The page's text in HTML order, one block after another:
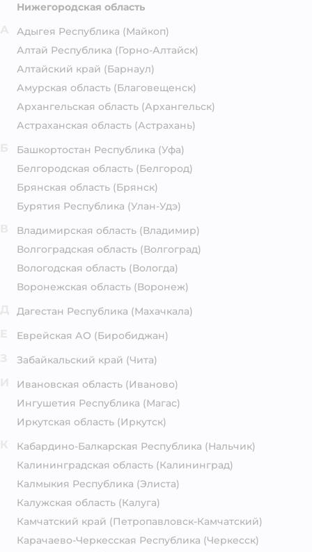
Нижегородская область
Адыгея Республика (Майкоп)
Алтай Республика (Горно-Алтайск)
Алтайский край (Барнаул)
Амурская область (Благовещенск)
Архангельская область (Архангельск)
Астраханская область (Астрахань)
Башкортостан Республика (Уфа)
Белгородская область (Белгород)
Брянская область (Брянск)
Бурятия Республика (Улан-Удэ)
Владимирская область (Владимир)
Волгоградская область (Волгоград)
Вологодская область (Вологда)
Воронежская область (Воронеж)
Дагестан Республика (Махачкала)
Еврейская АО (Биробиджан)
Забайкальский край (Чита)
Ивановская область (Иваново)
Ингушетия Республика (Магас)
Иркутская область (Иркутск)
Кабардино-Балкарская Республика (Нальчик)
Калининградская область (Калининград)
Калмыкия Республика (Элиста)
Калужская область (Калуга)
Камчатский край (Петропавловск-Камчатский)
Карачаево-Черкесская Республика (Черкесск)